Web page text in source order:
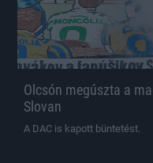
Olcsón megúszta a
Slovan
A DAC is kapott büntetést.